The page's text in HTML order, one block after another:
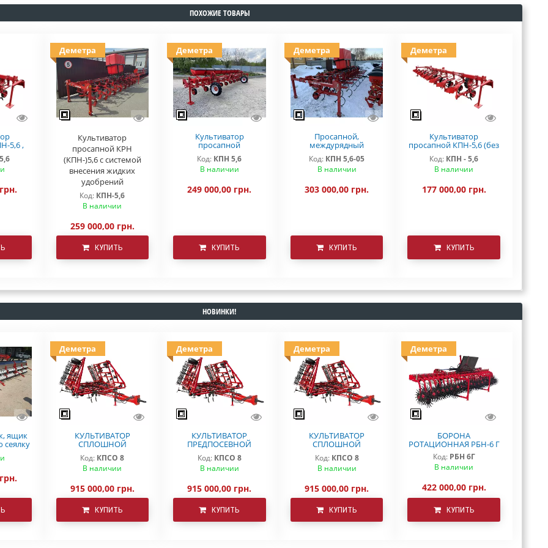
ПОХОЖИЕ ТОВАРЫ
5,6 ,
Деметра
Культиватор
просапной КРН
(КПН-)5,6 с системой
внесения жидких
удобрений
Код: КПН-5,6
В наличии
259 000,00 грн.
КУПИТЬ
Деметра
Культиватор
просапной
КПН-5,6,КРН-5,6 с
подкормочным
приспособлением
Код: КПН 5,6
В наличии
249 000,00 грн.
КУПИТЬ
Деметра
Просапной,
междурядный
культиватор КРН 5.6
Деметра на S-образной
стойке з КАС
Код: КПН 5,6-05
В наличии
303 000,00 грн.
КУПИТЬ
Деметра
Культиватор
просапной КПН-5,6 (без
системы внесения
удобрений)
Код: КПН - 5,6
В наличии
177 000,00 грн.
КУПИТЬ
НОВИНКИ!
ящик
сеялку
Деметра
КУЛЬТИВАТОР
СПЛОШНОЙ
ОБРАБОТКИ ДЕМЕТРА
КПСО-8
Код: КПСО 8
В наличии
915 000,00 грн.
КУПИТЬ
Деметра
КУЛЬТИВАТОР
ПРЕДПОСЕВНОЙ
ОБРАБОТКИ КПСО-8
ДЕМЕТРА
Код: КПСО 8
В наличии
915 000,00 грн.
КУПИТЬ
Деметра
КУЛЬТИВАТОР
СПЛОШНОЙ
ОБРАБОТКИ КПСО-8
ДЕМЕТРА
Код: КПСО 8
В наличии
915 000,00 грн.
КУПИТЬ
Деметра
БОРОНА
РОТАЦИОННАЯ РБН-6 Г
Код: РБН 6Г
В наличии
422 000,00 грн.
КУПИТЬ